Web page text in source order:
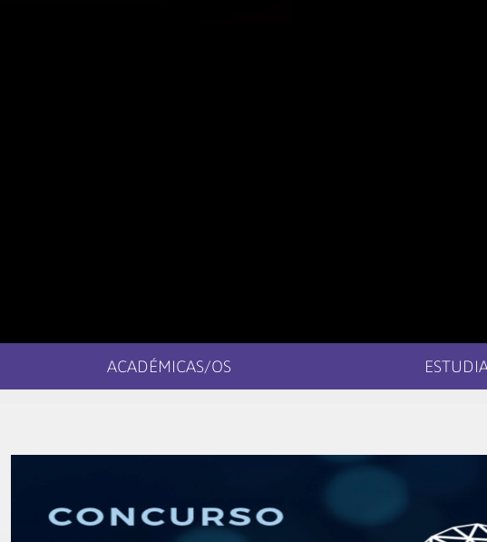
ACADÉMICAS/OS